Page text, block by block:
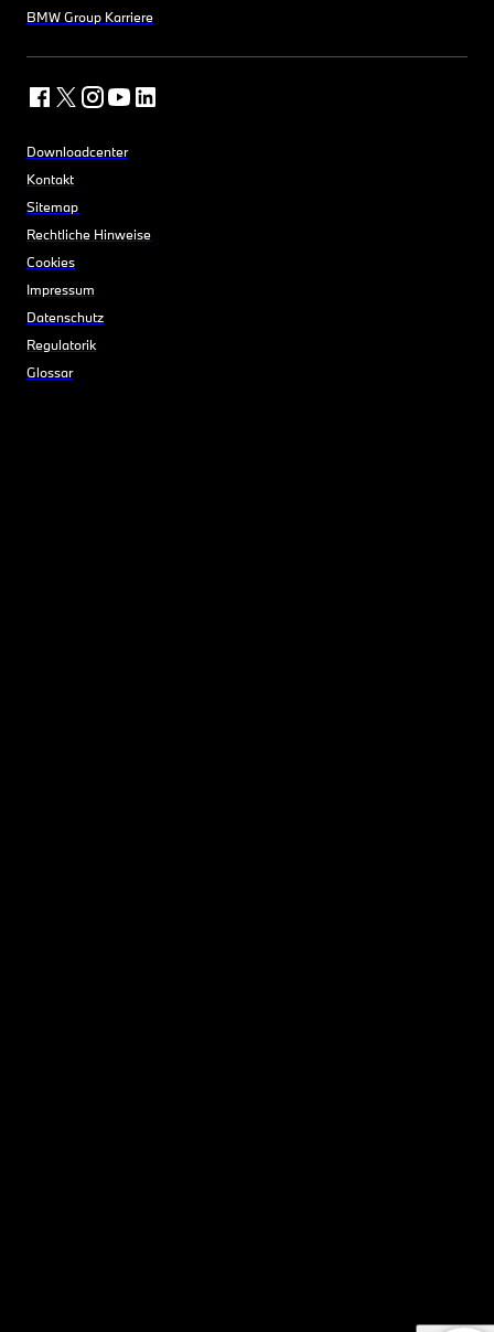
BMW Group Karriere
Downloadcenter
Kontakt
Sitemap
Rechtliche Hinweise
Cookies
Impressum
Datenschutz
Regulatorik
Glossar